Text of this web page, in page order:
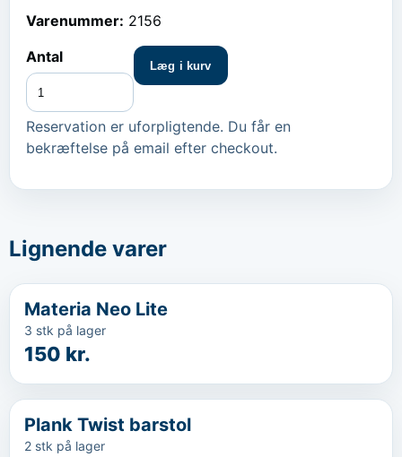
Varenummer: 2156
Antal
Læg i kurv
Reservation er uforpligtende. Du får en
bekræftelse på email efter checkout.
Lignende varer
Materia Neo Lite
3 stk på lager
150 kr.
‹
Plank Twist barstol
2 stk på lager